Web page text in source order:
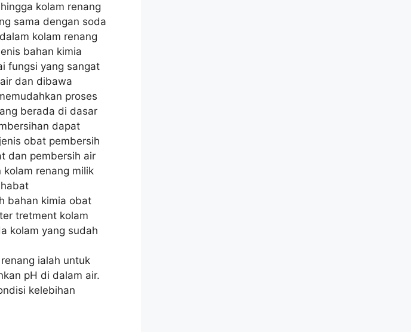
kolam renang
sama dengan soda
kolam renang
bahan kimia
fungsi yang sangat
dan dibawa
proses
berada di dasar
dapat
obat pembersih
dan pembersih air
renang milik
bahan kimia obat
tretment kolam
kolam yang sudah
ialah untuk
pH di dalam air.
kelebihan